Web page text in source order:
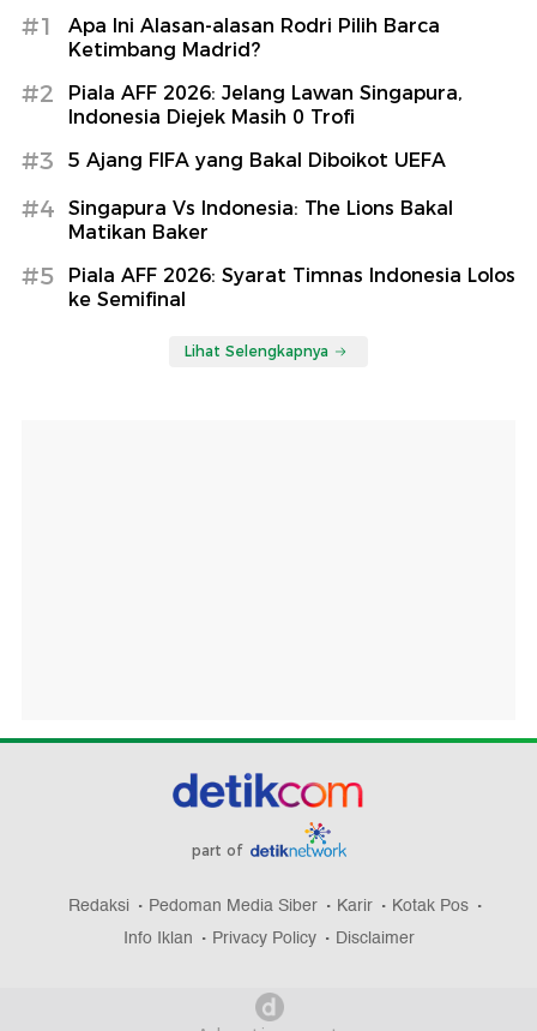
#1
Apa Ini Alasan-alasan Rodri Pilih Barca
Ketimbang Madrid?
#2
Piala AFF 2026: Jelang Lawan Singapura,
Indonesia Diejek Masih 0 Trofi
#3 5 Ajang FIFA yang Bakal Diboikot UEFA
#4
Singapura Vs Indonesia: The Lions Bakal
Matikan Baker
#5
Piala AFF 2026: Syarat Timnas Indonesia Lolos
ke Semifinal
Lihat Selengkapnya
part of
Redaksi Pedoman Media Siber Karir
Kotak Pos
Info Iklan
Privacy Policy Disclaimer